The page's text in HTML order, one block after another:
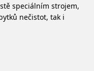
speciálním strojem,
nečistot, tak i